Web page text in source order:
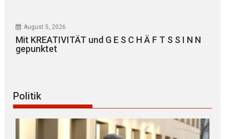
August 5, 2026
Mit KREATIVITÄT und G E S C H Ä F T S S I N N
gepunktet
Politik